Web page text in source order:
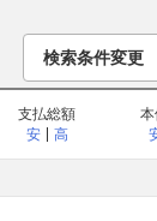
検索条件変更
支払総額
安
高